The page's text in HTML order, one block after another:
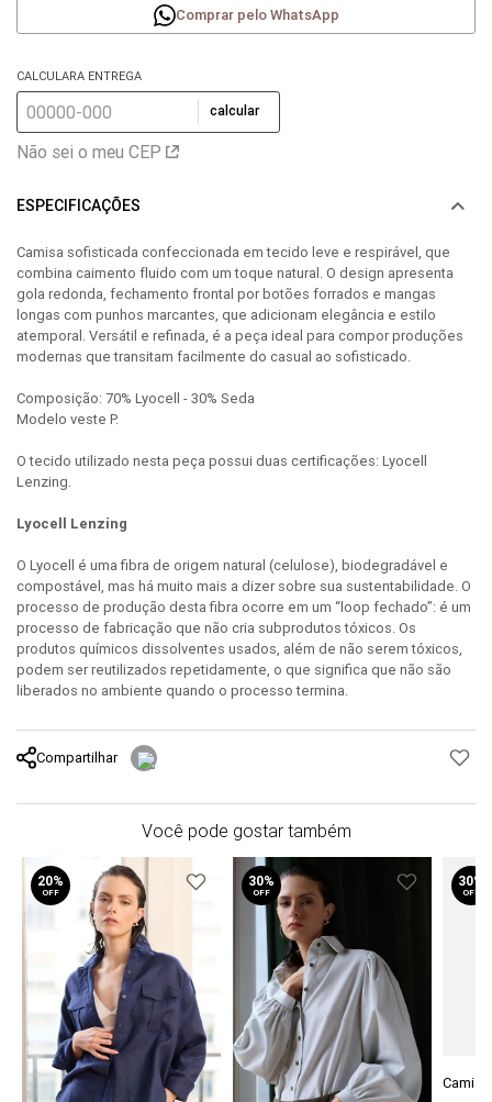
Comprar pelo WhatsApp
CALCULARA ENTREGA
calcular
Não sei o meu CEP
ESPECIFICAÇÕES
Camisa sofisticada confeccionada em tecido leve e respirável, que
combina caimento fluido com um toque natural. O design apresenta
gola redonda, fechamento frontal por botões forrados e mangas
longas com punhos marcantes, que adicionam elegância e estilo
atemporal. Versátil e refinada, é a peça ideal para compor produções
modernas que transitam facilmente do casual ao sofisticado.
Composição: 70% Lyocell - 30% Seda
Modelo veste P.
O tecido utilizado nesta peça possui duas certificações: Lyocell
Lenzing.
Lyocell Lenzing
O Lyocell é uma fibra de origem natural (celulose), biodegradável e
compostável, mas há muito mais a dizer sobre sua sustentabilidade. O
processo de produção desta fibra ocorre em um “loop fechado”: é um
processo de fabricação que não cria subprodutos tóxicos. Os
produtos químicos dissolventes usados, além de não serem tóxicos,
podem ser reutilizados repetidamente, o que significa que não são
liberados no ambiente quando o processo termina.
Compartilhar
Você pode gostar também
20%
OFF
30%
OFF
30%
OFF